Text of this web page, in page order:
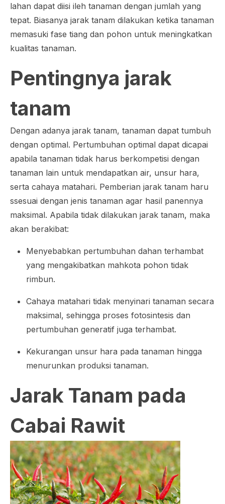
lahan dapat diisi ileh tanaman dengan jumlah yang
tepat. Biasanya jarak tanam dilakukan ketika tanaman
memasuki fase tiang dan pohon untuk meningkatkan
kualitas tanaman.
Pentingnya jarak
tanam
Dengan adanya jarak tanam, tanaman dapat tumbuh
dengan optimal. Pertumbuhan optimal dapat dicapai
apabila tanaman tidak harus berkompetisi dengan
tanaman lain untuk mendapatkan air, unsur hara,
serta cahaya matahari. Pemberian jarak tanam haru
ssesuai dengan jenis tanaman agar hasil panennya
maksimal. Apabila tidak dilakukan jarak tanam, maka
akan berakibat:
Menyebabkan pertumbuhan dahan terhambat
yang mengakibatkan mahkota pohon tidak
rimbun.
Cahaya matahari tidak menyinari tanaman secara
maksimal, sehingga proses fotosintesis dan
pertumbuhan generatif juga terhambat.
Kekurangan unsur hara pada tanaman hingga
menurunkan produksi tanaman.
Jarak Tanam pada
Cabai Rawit